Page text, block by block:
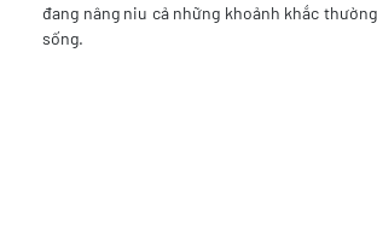
đang nâng niu cả những khoảnh khắc
sống.